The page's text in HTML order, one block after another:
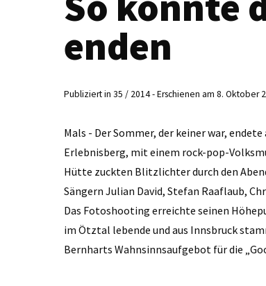
enden
Publiziert in 35 / 2014 - Erschienen am 8. Oktober
Mals - Der Sommer, der keiner war,
Erlebnisberg, mit einem rock-pop-
Hütte zuckten Blitzlichter durch den
Sängern Julian David, Stefan Raaflaub,
Das Fotoshooting erreichte seinen
im Ötztal lebende und aus Innsbruck
Bernharts Wahnsinnsaufgebot für die